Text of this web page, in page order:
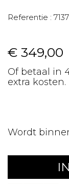
Referentie :
€ 349,00
Of betaal in
extra kosten.
Wordt